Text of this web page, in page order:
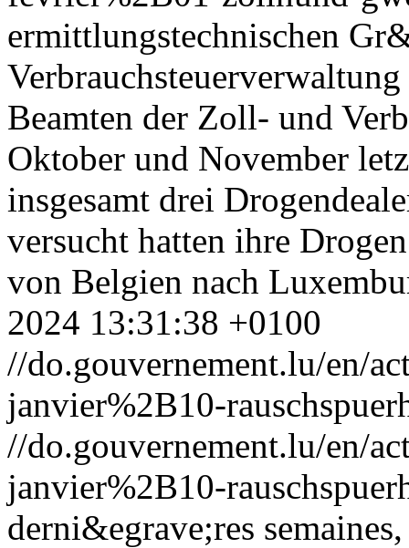
ermittlungstechnischen
Beamten der Zoll- und
Oktober und November
insgesamt drei
versucht hatten ihre
von Belgien nach
2024 13:31:38 +0100
//do.gouvernement.lu/en/
janvier%2B10-
//do.gouvernement.lu/en/
janvier%2B10-
derni&egrave;res